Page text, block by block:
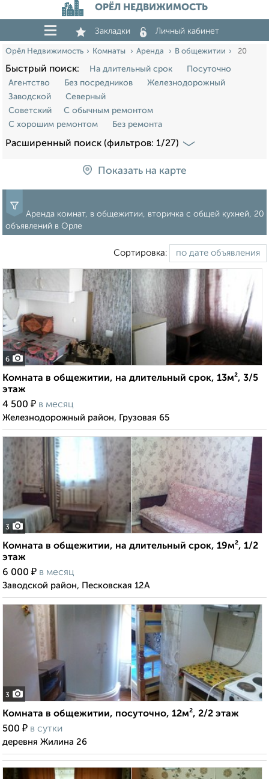
ОРЁЛ НЕДВИЖИМОСТЬ
Закладки Личный кабинет
Орёл Недвижимость Комнаты Аренда В общежитии 20
Быстрый поиск: На длительный срок
Посуточно
Агентство
Без посредников
Железнодорожный
Заводской
Северный
Советский
С обычным ремонтом
С хорошим ремонтом
Без ремонта
Расширенный поиск (фильтров: 1/27)
Показать на карте
Аренда комнат, в общежитии, вторичка с общей кухней, 20
объявлений в Орле
Сортировка:
6
Комната в общежитии, на длительный срок, 13м², 3/5
этаж
4 500 ₽ в месяц
Железнодорожный район, Грузовая 65
3
Комната в общежитии, на длительный срок, 19м², 1/2
этаж
6 000 ₽ в месяц
Заводской район, Песковская 12А
3
Комната в общежитии, посуточно, 12м², 2/2 этаж
500 ₽ в сутки
деревня Жилина 26